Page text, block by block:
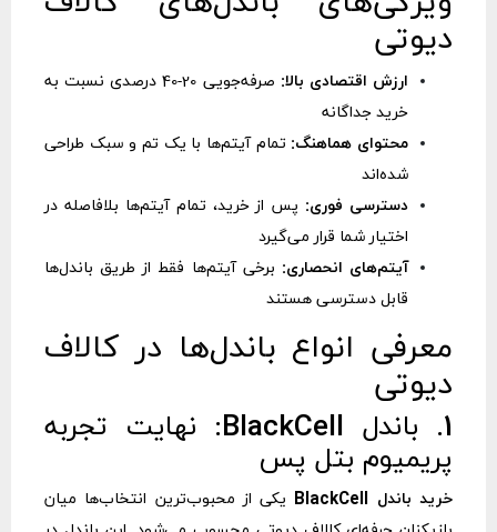
دیوتی
ارزش اقتصادی بالا:
صرفه‌جویی 20-40 درصدی نسبت به
خرید جداگانه
محتوای هماهنگ: تمام آیتم‌ها با یک تم و سبک طراحی
شده‌اند
دسترسی فوری: پس از خرید، تمام آیتم‌ها بلافاصله در
اختیار شما قرار می‌گیرد
آیتم‌های انحصاری: برخی آیتم‌ها فقط از طریق باندل‌ها
قابل دسترسی هستند
معرفی انواع باندل‌ها در کالاف
دیوتی
1. باندل BlackCell: نهایت تجربه
پریمیوم بتل پس
خرید باندل BlackCell
یکی از محبوب‌ترین انتخاب‌ها میان